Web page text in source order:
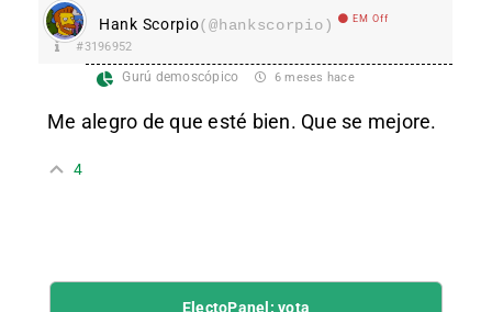
Hank Scorpio(@hankscorpio) EM Off
#3196952
Gurú demoscópico 6 meses hace
Me alegro de que esté bien. Que se mejore.
4
ElectoPanel: vota